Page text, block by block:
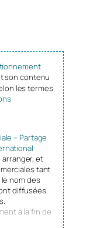
son contenu
les termes
– Partage
et
tant
nom des
diffusées
à la fin de